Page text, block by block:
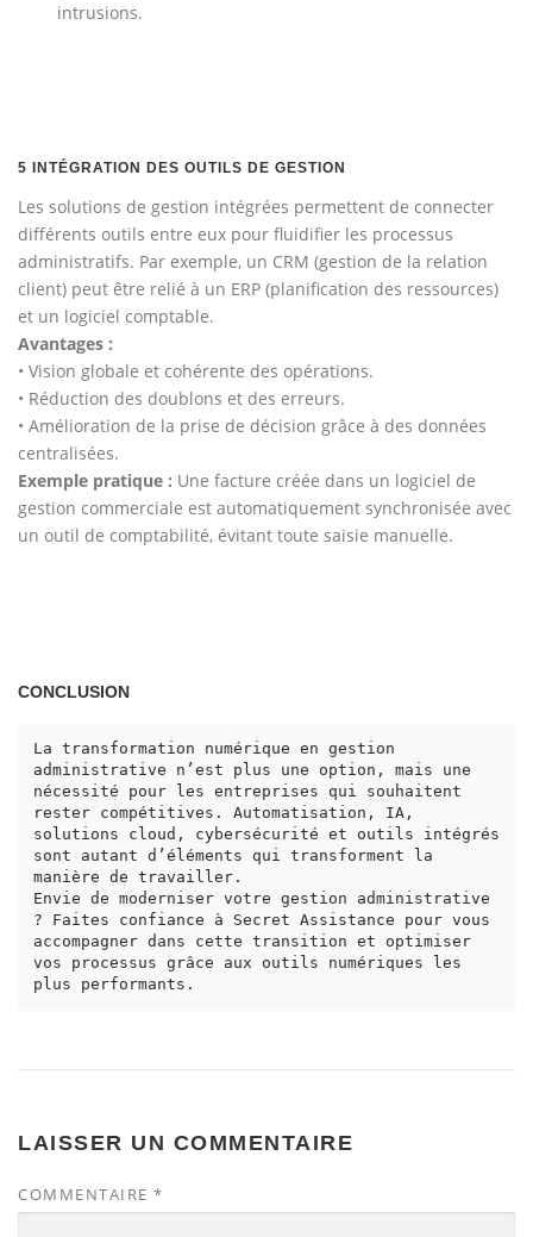
intrusions.
5 INTÉGRATION DES OUTILS DE GESTION
Les solutions de gestion intégrées permettent de connecter
différents outils entre eux pour fluidifier les processus
administratifs. Par exemple, un CRM (gestion de la relation
client) peut être relié à un ERP (planification des ressources)
et un logiciel comptable.
Avantages :
• Vision globale et cohérente des opérations.
• Réduction des doublons et des erreurs.
• Amélioration de la prise de décision grâce à des données
centralisées.
Exemple pratique : Une facture créée dans un logiciel de
gestion commerciale est automatiquement synchronisée avec
un outil de comptabilité, évitant toute saisie manuelle.
CONCLUSION
La transformation numérique en gestion
administrative n’est plus une option, mais une
nécessité pour les entreprises qui souhaitent
rester compétitives. Automatisation, IA,
solutions cloud, cybersécurité et outils intégrés
sont autant d’éléments qui transforment la
manière de travailler.
Envie de moderniser votre gestion administrative
? Faites confiance à Secret Assistance pour vous
accompagner dans cette transition et optimiser
vos processus grâce aux outils numériques les
plus performants.
LAISSER UN COMMENTAIRE
COMMENTAIRE *